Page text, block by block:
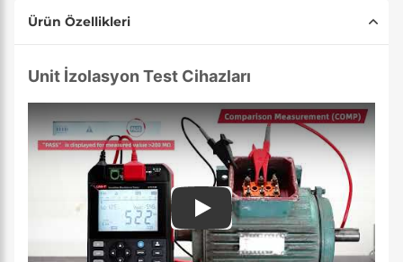
Ürün Özellikleri
Unit İzolasyon Test Cihazları
Play